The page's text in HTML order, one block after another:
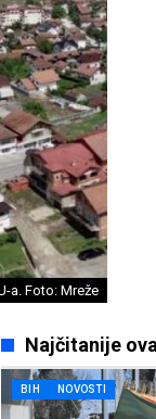
a. Foto: Mreže
Najčitanije
BIH NOVOSTI